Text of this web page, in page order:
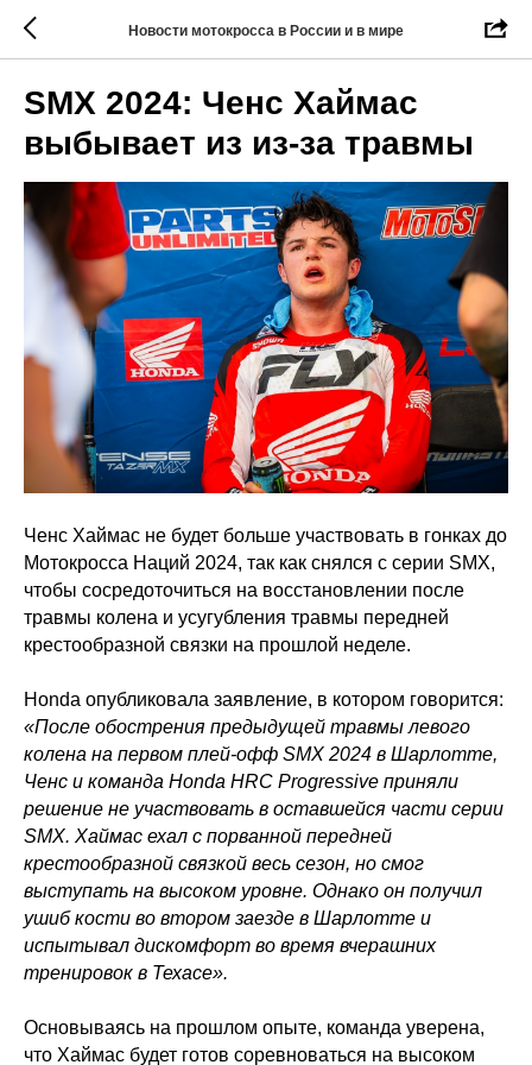
Новости мотокросса в России и в мире
SMX 2024: Ченс Хаймас
выбывает из из-за травмы
Ченс Хаймас не будет больше участвовать в гонках до
Мотокросса Наций 2024, так как снялся с серии SMX,
чтобы сосредоточиться на восстановлении после
травмы колена и усугубления травмы передней
крестообразной связки на прошлой неделе.
Honda опубликовала заявление, в котором говорится:
«После обострения предыдущей травмы левого
колена на первом плей-офф SMX 2024 в Шарлотте,
Ченс и команда Honda HRC Progressive приняли
решение не участвовать в оставшейся части серии
SMX. Хаймас ехал с порванной передней
крестообразной связкой весь сезон, но смог
выступать на высоком уровне. Однако он получил
ушиб кости во втором заезде в Шарлотте и
испытывал дискомфорт во время вчерашних
тренировок в Техасе».
Основываясь на прошлом опыте, команда уверена,
что Хаймас будет готов соревноваться на высоком